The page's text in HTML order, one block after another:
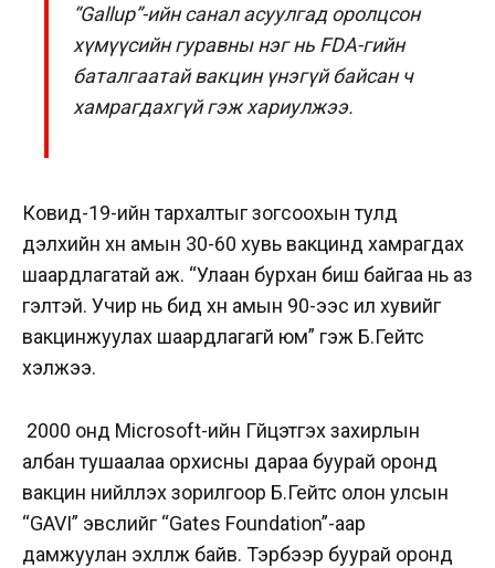
“Gallup”-ийн санал асуулгад оролцсон
хүмүүсийн гуравны нэг нь FDA-гийн
баталгаатай вакцин үнэгүй байсан ч
хамрагдахгүй гэж хариулжээ.
Ковид-19-ийн тархалтыг зогсоохын тулд
дэлхийн хүн амын 30-60 хувь вакцинд хамрагдах
шаардлагатай аж. “Улаан бурхан биш байгаа нь аз
гэлтэй. Учир нь бид хүн амын 90-ээс илүү хувийг
вакцинжуулах шаардлагагүй юм” гэж Б.Гейтс
хэлжээ.
2000 онд Microsoft-ийн Гүйцэтгэх захирлын
албан тушаалаа орхисны дараа буурай оронд
вакцин нийлүүлэх зорилгоор Б.Гейтс олон улсын
“GAVI” эвслийг “Gates Foundation”-аар
дамжуулан эхлүүлж байв. Тэрбээр буурай оронд